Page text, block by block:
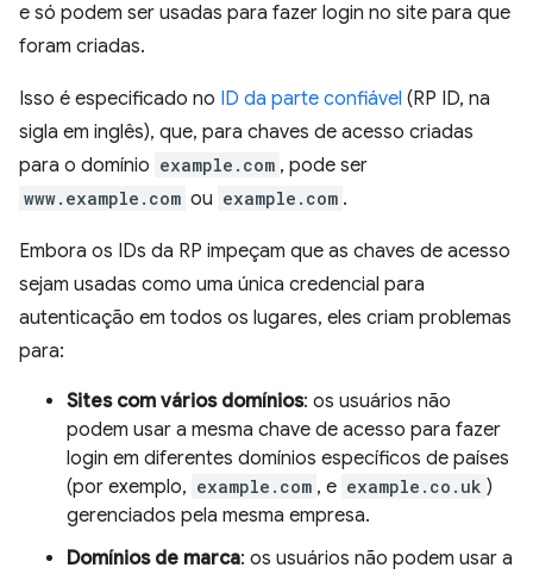
e só podem ser usadas para fazer login no site para que
foram criadas.
Isso é especificado no ID da parte confiável (RP ID, na
sigla em inglês), que, para chaves de acesso criadas
para o domínio example.com , pode ser
www.example.com ou example.com .
Embora os IDs da RP impeçam que as chaves de acesso
sejam usadas como uma única credencial para
autenticação em todos os lugares, eles criam problemas
para:
Sites com vários domínios: os usuários não
podem usar a mesma chave de acesso para fazer
login em diferentes domínios específicos de países
(por exemplo, example.com , e example.co.uk )
gerenciados pela mesma empresa.
Domínios de marca: os usuários não podem usar a